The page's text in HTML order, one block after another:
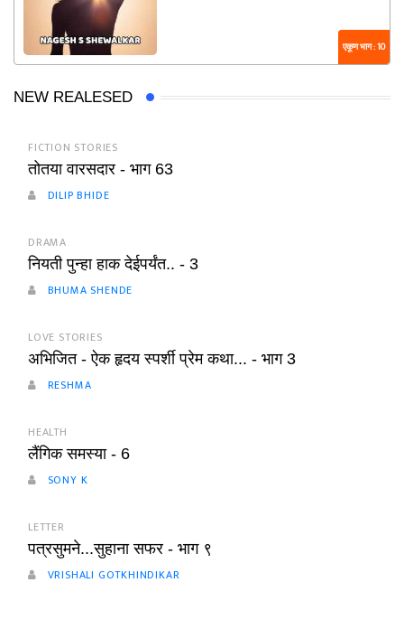
एकूण भाग : 10
NEW REALESED
FICTION STORIES
तोतया वारसदार - भाग 63
DILIP BHIDE
DRAMA
नियती पुन्हा हाक देईपर्यंत.. - 3
BHUMA SHENDE
LOVE STORIES
अभिजित - ऐक हृदय स्पर्शी प्रेम कथा... - भाग 3
RESHMA
HEALTH
लैंगिक समस्या - 6
SONY K
LETTER
पत्रसुमने...सुहाना सफर - भाग ९
VRISHALI GOTKHINDIKAR